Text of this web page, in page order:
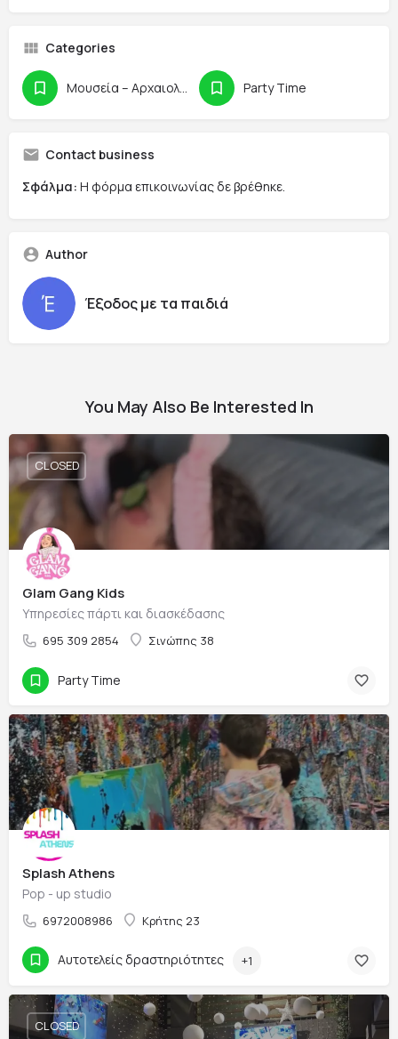
Categories
Party Time
Contact business
Σφάλμα: Η φόρμα επικοινωνίας δε βρέθηκε.
Author
Έξοδος με τα παιδιά
You May Also Be Interested In
Glam Gang Kids
Υπηρεσίες πάρτι και διασκέδασης
695 309 2854 Σινώπης 38
CLOSED
Party Time
Splash Athens
Pop - up studio
6972008986 Κρήτης 23
Αυτοτελείς δραστηριότητες +1
CLOSED